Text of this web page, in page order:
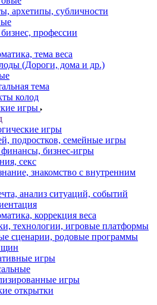
архетипы, субличности
профессии
тема веса
(Дороги, дома и др.)
тема
колод
игры
игры
подростков, семейные игры
бизнес-игры
секс
знакомство с внутренним
анализ ситуаций, событий
коррекция веса
технологии, игровые платформы
сценарии, родовые программы
игры
игры
открытки